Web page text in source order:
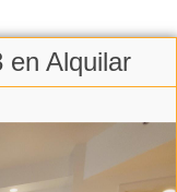
en Alquilar